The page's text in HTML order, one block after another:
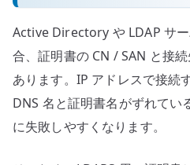
Active Directory や LDAP サ
合、証明書の CN / SAN と接
あります。IP アドレスで接続
DNS 名と証明書名がずれてい
に失敗しやすくなります。